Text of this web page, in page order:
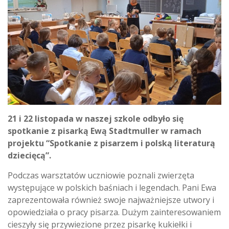
21 i 22 listopada w naszej szkole odbyło się
spotkanie z pisarką Ewą Stadtmuller w ramach
projektu “Spotkanie z pisarzem i polską literaturą
dziecięcą”.
Podczas warsztatów uczniowie poznali zwierzęta
występujące w polskich baśniach i legendach. Pani Ewa
zaprezentowała również swoje najważniejsze utwory i
opowiedziała o pracy pisarza. Dużym zainteresowaniem
cieszyły się przywiezione przez pisarkę kukiełki i